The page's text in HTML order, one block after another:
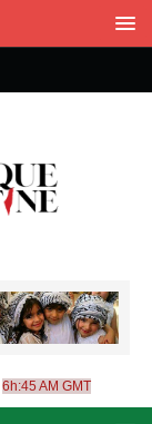
6h:45 AM GMT